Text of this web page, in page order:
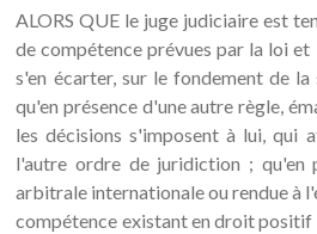
ALORS QUE le juge judiciaire est
de compétence prévues par la loi
s'en écarter, sur le fondement de
qu'en présence d'une autre règle,
les décisions s'imposent à lui, qui
l'autre ordre de juridiction ; qu'en
arbitrale internationale ou rendue à
compétence existant en droit